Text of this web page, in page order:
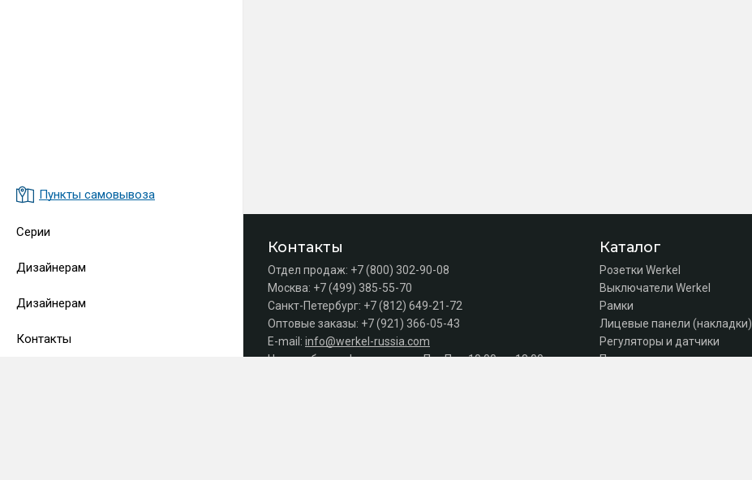
Пункты самовывоза
Серии
Дизайнерам
Дизайнерам
Контакты
Контакты
Отдел продаж: +7 (800) 302-90-08
Москва: +7 (499) 385-55-70
Санкт-Петербург: +7 (812) 649-21-72
Оптовые заказы: +7 (921) 366-05-43
E-mail: info@werkel-russia.com
Часы работы офиса продаж: Пн–Пт с 10:00 до 18:00
Каталог
Розетки Werkel
Выключатели Werkel
Рамки
Лицевые панели (накладки)
Регуляторы и датчики
Подсветка лестниц